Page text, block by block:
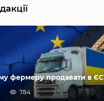
фермеру продавати в ЄС
784